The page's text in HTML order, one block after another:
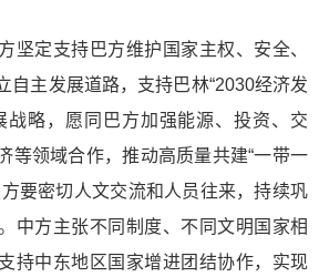
定支持巴方维护国家主权、安全、
自主发展道路，支持巴林“2030经济发
战略，愿同巴方加强能源、投资、交
等领域合作，推动高质量共建“一带一
要密切人文交流和人员往来，持续巩
中方主张不同制度、不同文明国家相
持中东地区国家增进团结协作，实现